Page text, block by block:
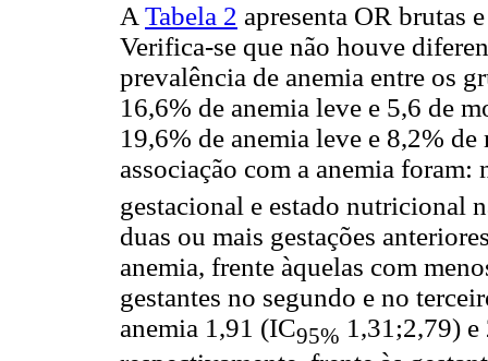
A Tabela 2 apresenta OR brutas
Verifica-se que não houve
prevalência de anemia entre os
16,6% de anemia leve e 5,6 de
19,6% de anemia leve e 8,2%
associação com a anemia foram:
gestacional e estado nutricional
duas ou mais gestações
anemia, frente àquelas com
gestantes no segundo e no
anemia 1,91 (IC95% 1,31;2,79)